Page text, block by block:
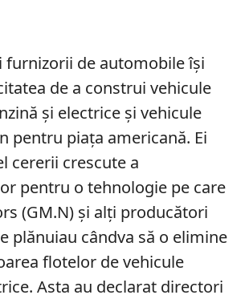
furnizorii de automobile își
de a construi vehicule
și electrice și vehicule
pentru piața americană. Ei
cererii crescute a
pentru o tehnologie pe care
(GM.N) și alți producători
plănuiau cândva să o elimine
flotelor de vehicule
Asta au declarat directori